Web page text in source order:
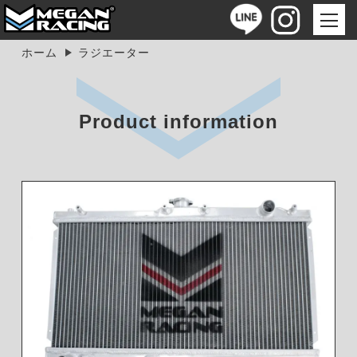
ホーム ラジエーター
Product information